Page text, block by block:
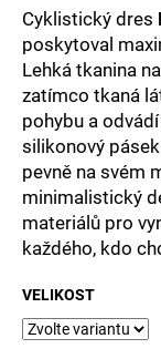
Cyklistický dres
poskytoval
Lehká tkanina
zatímco tkaná
pohybu a
silikonový
pevně na svém
minimalistický
materiálů pro
každého, kdo
VELIKOST
D
o
p
o
r
u
č
u
j
e